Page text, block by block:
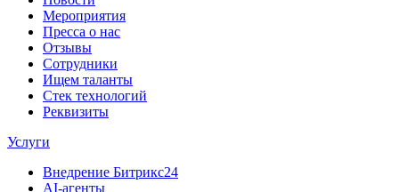
Мероприятия
Пресса о нас
Отзывы
Сотрудники
Ищем таланты
Стек технологий
Реквизиты
Услуги
Внедрение Битрикс24
AI-агенты